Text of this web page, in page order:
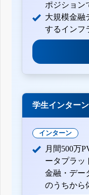
ポジション
大規模金融
するインフ
学生インターン
インターン
月間500万
ータプラッ
金融・デー
のうちから